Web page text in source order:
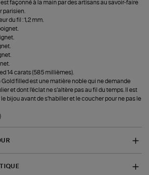
façonné à la main par des artisans au savoir-faire
parisien.
du fil : 1,2 mm.
14 carats (585 millièmes).
Gold filled est une matière noble qui ne demande
et dont l'éclat ne s'altère pas au fil du temps. Il est
bijou avant de s'habiller et le coucher pour ne pas le